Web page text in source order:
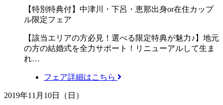
【特別特典付】中津川・下呂・恵那出身or在住カップ
ル限定フェア
【該当エリアの方必見！選べる限定特典が魅力♪】地元
の方の結婚式を全力サポート！リニューアルして生ま
れ…
フェア詳細はこちら
2019年11月10日（日）